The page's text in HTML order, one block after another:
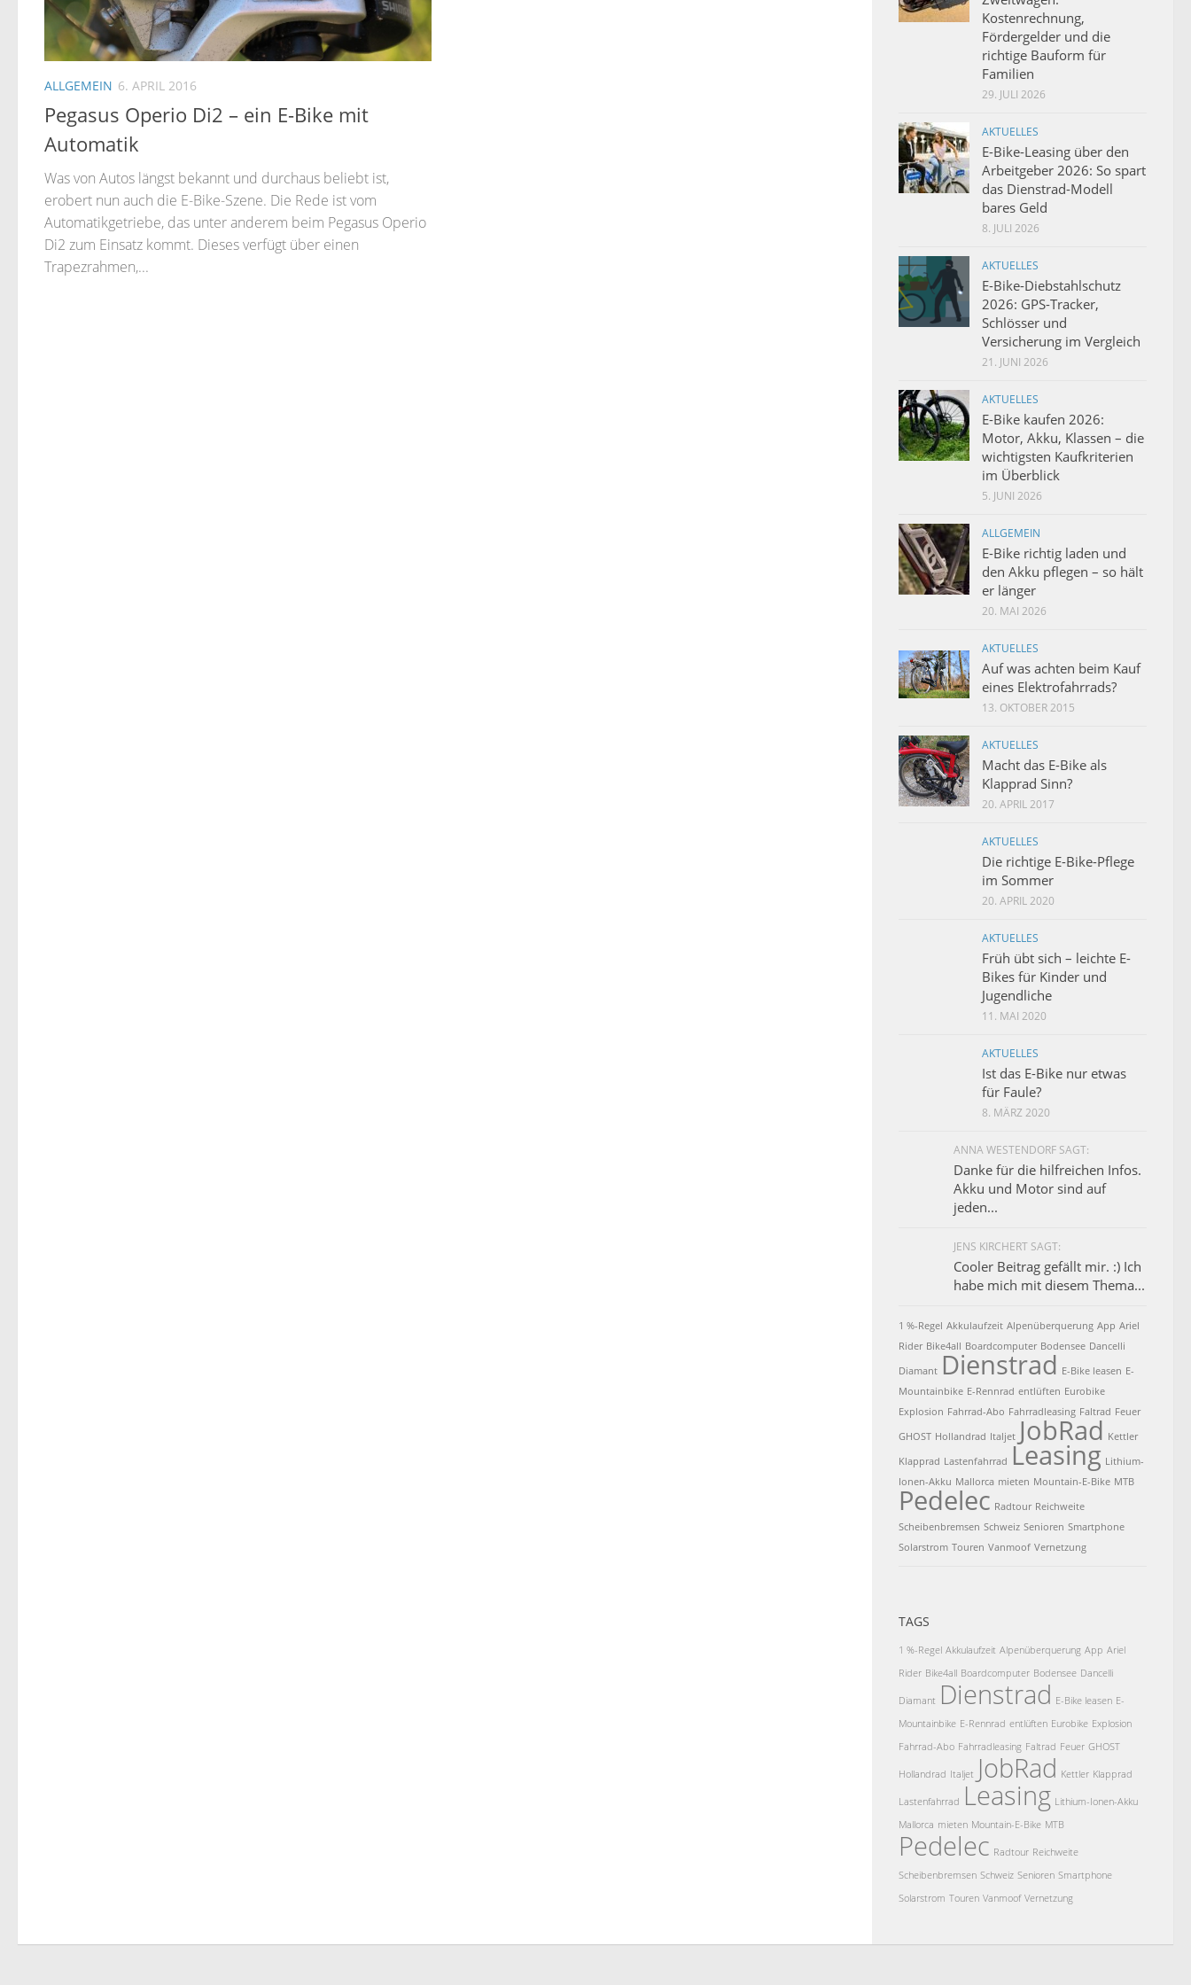
ALLGEMEIN 6. APRIL 2016
Pegasus Operio Di2 – ein E-Bike mit
Automatik
Was von Autos längst bekannt und durchaus beliebt ist,
erobert nun auch die E-Bike-Szene. Die Rede ist vom
Automatikgetriebe, das unter anderem beim Pegasus Operio
Di2 zum Einsatz kommt. Dieses verfügt über einen
Trapezrahmen,...
Kostenrechnung,
Fördergelder und die
richtige Bauform für
Familien
29. JULI 2026
AKTUELLES
E-Bike-Leasing über den
Arbeitgeber 2026: So spart
das Dienstrad-Modell
bares Geld
8. JULI 2026
AKTUELLES
E-Bike-Diebstahlschutz
2026: GPS-Tracker,
Schlösser und
Versicherung im Vergleich
21. JUNI 2026
AKTUELLES
E-Bike kaufen 2026:
Motor, Akku, Klassen – die
wichtigsten Kaufkriterien
im Überblick
5. JUNI 2026
ALLGEMEIN
E-Bike richtig laden und
den Akku pflegen – so hält
er länger
20. MAI 2026
AKTUELLES
Auf was achten beim Kauf
eines Elektrofahrrads?
13. OKTOBER 2015
AKTUELLES
Macht das E-Bike als
Klapprad Sinn?
20. APRIL 2017
AKTUELLES
Die richtige E-Bike-Pflege
im Sommer
20. APRIL 2020
AKTUELLES
Früh übt sich – leichte E-
Bikes für Kinder und
Jugendliche
11. MAI 2020
AKTUELLES
Ist das E-Bike nur etwas
für Faule?
8. MÄRZ 2020
ANNA WESTENDORF SAGT:
Danke für die hilfreichen Infos.
Akku und Motor sind auf
jeden...
JENS KIRCHERT SAGT:
Cooler Beitrag gefällt mir. :) Ich
habe mich mit diesem Thema...
1 %-Regel Akkulaufzeit Alpenüberquerung App Ariel
Rider Bike4all Boardcomputer Bodensee Dancelli
Diamant Dienstrad E-Bike leasen E-
Mountainbike E-Rennrad entlüften Eurobike
Explosion Fahrrad-Abo Fahrradleasing Faltrad Feuer
GHOST Hollandrad Italjet JobRad Kettler
Klapprad Lastenfahrrad Leasing Lithium-
Ionen-Akku Mallorca mieten Mountain-E-Bike MTB
Pedelec Radtour Reichweite
Scheibenbremsen Schweiz Senioren Smartphone
Solarstrom Touren Vanmoof Vernetzung
TAGS
1 %-Regel Akkulaufzeit Alpenüberquerung App Ariel
Rider Bike4all Boardcomputer Bodensee Dancelli
Diamant Dienstrad E-Bike leasen E-
Mountainbike E-Rennrad entlüften Eurobike Explosion
Fahrrad-Abo Fahrradleasing Faltrad Feuer GHOST
Hollandrad Italjet JobRad Kettler Klapprad
Lastenfahrrad Leasing Lithium-Ionen-Akku
Mallorca mieten Mountain-E-Bike MTB
Pedelec Radtour Reichweite
Scheibenbremsen Schweiz Senioren Smartphone
Solarstrom Touren Vanmoof Vernetzung